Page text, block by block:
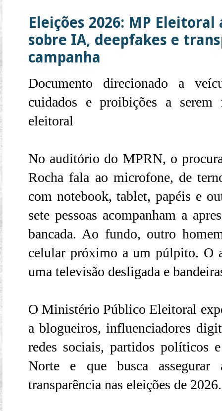
Eleições 2026: MP
sobre IA, deepfakes e
campanha
Documento direcionado a
cuidados e proibições a serem
eleitoral
No auditório do MPRN, o
Rocha fala ao microfone, de
com notebook, tablet, papéis e
sete pessoas acompanham a
bancada. Ao fundo, outro
celular próximo a um púlpito. O
uma televisão desligada e
O Ministério Público Eleitoral
a blogueiros, influenciadores
redes sociais, partidos políticos
Norte e que busca
transparência nas eleições de 2026.